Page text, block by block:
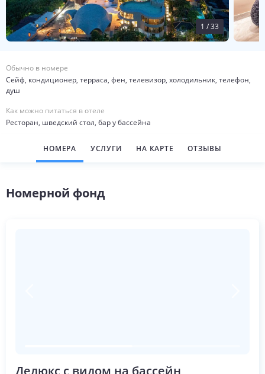
1 /33
Обычно в номере
Сейф, кондиционер, терраса, фен, телевизор, холодильник, телефон,
душ
Как можно питаться в отеле
Ресторан, шведский стол, бар у бассейна
НОМЕРА УСЛУГИ НА КАРТЕ ОТЗЫВЫ
Номерной фонд
Делюкс с видом на бассейн